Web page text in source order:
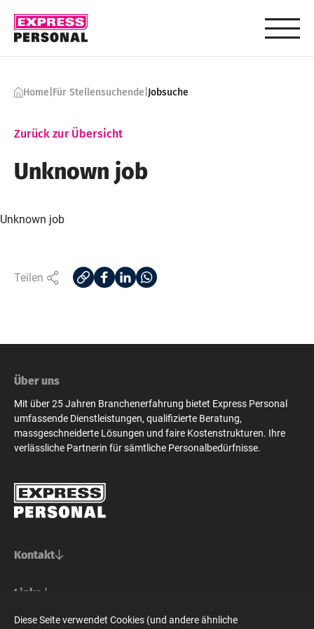
Home|Für Stellensuchende|Jobsuche
Zurück zur Übersicht
Unknown job
Unknown job
Teilen
Über uns
Mit über 25 Jahren Branchenerfahrung bietet Express Personal
umfassende Dienstleistungen, qualifizierte Beratung,
massgeschneiderte Lösungen und faire Kostenstrukturen. Ihre
verlässliche Partnerin für sämtliche Personalbedürfnisse.
Kontakt
Basel/Nordwestschweiz
Steinenvorstadt 73
Bern/Mittelland
Links
Für Stellensuchende
Diese Seite verwendet Cookies (und andere ähnliche